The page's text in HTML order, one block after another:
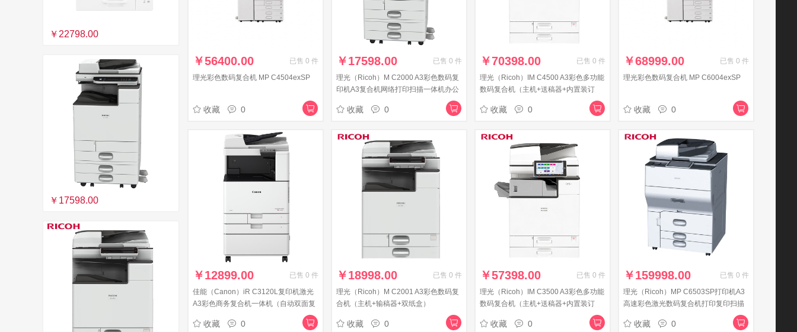
￥22798.00
￥17598.00
￥56400.00 已售 0 件
理光彩色数码复合机 MP C4504exSP
收藏 0
￥17598.00 已售 0 件
理光（Ricoh）M C2000 A3彩色数码复
印机A3复合机网络打印扫描一体机办公
收藏 0
￥70398.00 已售 0 件
理光（Ricoh）IM C4500 A3彩色多功能
数码复合机（主机+送稿器+内置装订
收藏 0
￥68999.00 已售 0 件
理光彩色数码复合机 MP C6004exSP
收藏 0
￥12899.00 已售 0 件
佳能（Canon）iR C3120L复印机激光
A3彩色商务复合机一体机（自动双面复
印无线打印扫描） C3120L主机+工作台
（含双面输稿器 双面器 2个纸盒）
收藏 0
￥18998.00 已售 0 件
理光（Ricoh）M C2001 A3彩色数码复
合机（主机+输稿器+双纸盒）
收藏 0
￥57398.00 已售 0 件
理光（Ricoh）IM C3500 A3彩色多功能
数码复合机（主机+送稿器+内置装订
收藏 0
￥159998.00 已售 0 件
理光（Ricoh）MP C6503SP打印机A3
高速彩色激光数码复合机打印复印扫描
一体机大型商务办公 主机+送稿器 （65
页/分）
收藏 0